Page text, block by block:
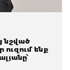
նշված
ուզում ենք